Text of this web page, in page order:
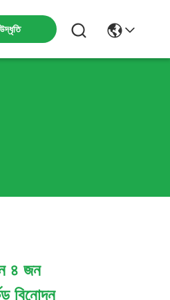
উদ্ধৃতি
৪ জন
বিনোদন